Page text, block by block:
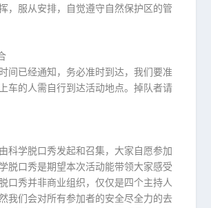
，服从安排，自觉遵守自然保护区的管
间已经通知，务必准时到达，我们要准
车的人需自行到达活动地点。掉队者请
科学脱口秀发起和召集，大家自愿参加
脱口秀是期望本次活动能带领大家感受
口秀并非商业组织，仅仅是四个主持人
我们会对所有参加者的安全尽全力的去